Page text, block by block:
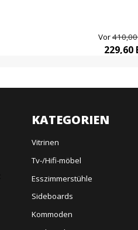
Vor410,00
229,60
KATEGORIEN
Vitrinen
Tv-/Hifi-möbel
Esszimmerstühle
Sideboards
Kommoden